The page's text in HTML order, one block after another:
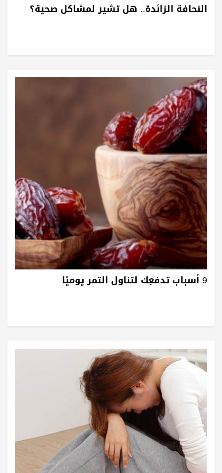
النحافة الزائدة.. هل تشير لمشاكل صحية؟
9 أسباب تدفعِك لتناول التمر يوميًا